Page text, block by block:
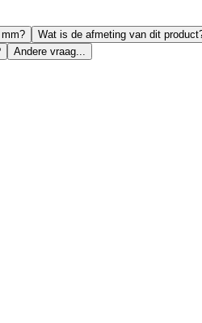
Wat is de afmeting van dit
Andere vraag...